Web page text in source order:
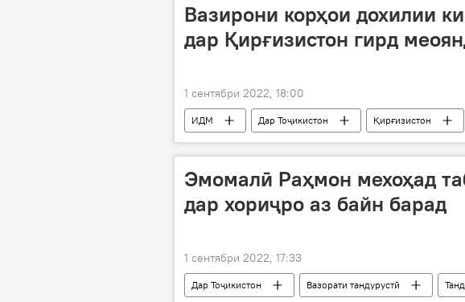
Вазирони корҳои дохилии
дар Қирғизистон гирд
1 сентябри 2022, 18:00
ИДМ Дар Тоҷикистон Қирғизистон
Эмомалӣ Раҳмон мехоҳад
дар хориҷро аз байн барад
1 сентябри 2022, 17:33
Дар Тоҷикистон Вазорати тандурустӣ